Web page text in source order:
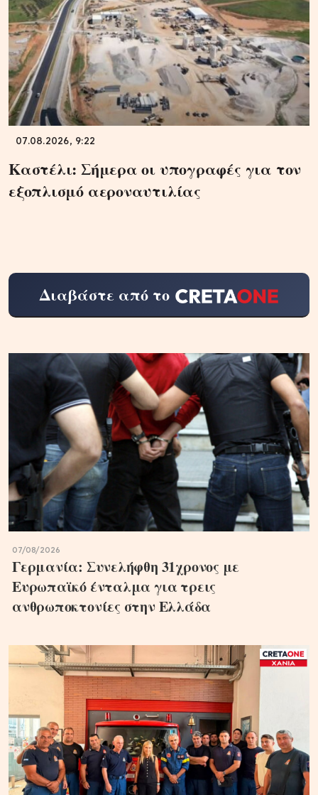
07.08.2026, 9:22
Καστέλι: Σήμερα οι υπογραφές για τον
εξοπλισμό αεροναυτιλίας
Διαβάστε από το
07/08/2026
Γερμανία: Συνελήφθη 31χρονος με
Ευρωπαϊκό ένταλμα για τρεις
ανθρωποκτονίες στην Ελλάδα